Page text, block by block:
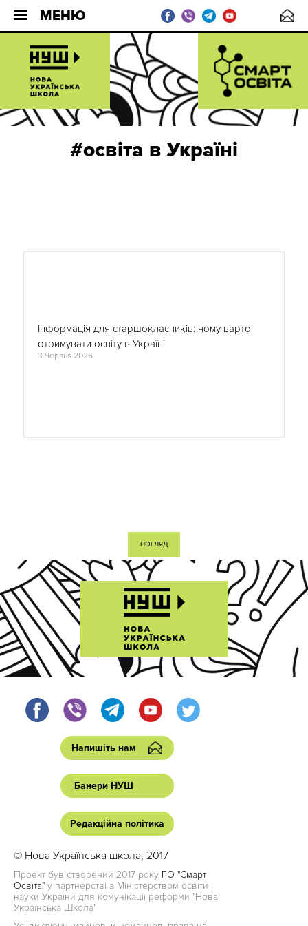
МЕНЮ
#освіта в Україні
3 Червня 2026
Інформація для старшокласників: чому варто
отримувати освіту в Україні
ПОГЛЯД
Напишіть нам
Банери НУШ
Редакційна політика
© Нова Українська школа, 2017
Проект був створений 2017 року ГО "Смарт
Освіта" у партнерстві з Міністерством освіти і
науки України для комунікації реформи "Нова
Українська Школа"